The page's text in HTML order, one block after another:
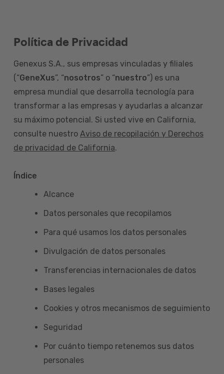
Política de Privacidad
Genexus S.A., sus empresas vinculadas y filiales
(“GeneXus”, “nosotros” o “nuestro”) es una
empresa mundial que desarrolla tecnología para
transformar a las empresas y ayudarlas a alcanzar
su máximo potencial. Si usted vive en California,
consulte nuestro Aviso de recopilación y Derechos
de privacidad de California.
Índice
Alcance
Datos personales que recopilamos
Para qué usamos los datos personales
Divulgación de datos personales
Transferencias internacionales de datos
Bases legales
Cookies y otros mecanismos de seguimiento
Seguridad
Por cuánto tiempo retenemos sus datos
personales